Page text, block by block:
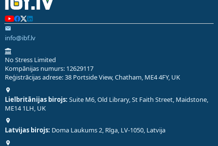
info@ibf.lv
No Stress Limited
Kompānijas numurs: 12629117
Reģistrācijas adrese: 38 Portside View, Chatham, ME4 4FY, UK
Lielbritānijas birojs: Suite M6, Old Library, St Faith Street, Maidstone,
ME14 1LH, UK
Latvijas birojs: Doma Laukums 2, Rīga, LV-1050, Latvija